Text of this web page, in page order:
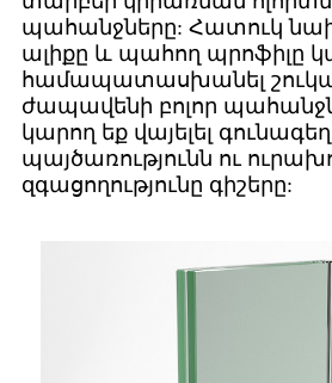
պահանջները: Հատուկ
ալիքը և պահող պրոֆիլը
համապատասխանել
ժապավենի բոլոր
կարող եք վայելել գունագեղ
պայծառությունն ու
զգացողությունը գիշերը: